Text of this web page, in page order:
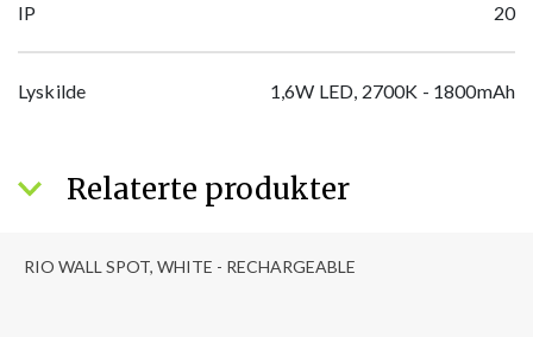
IP 20
Lyskilde 1,6W LED, 2700K - 1800mAh
Relaterte produkter
RIO WALL SPOT, WHITE - RECHARGEABLE